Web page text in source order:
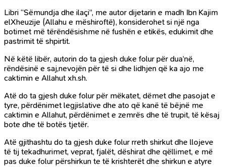
Libri “Sëmundja dhe ilaçi”, me autor dijetarin e madh Ibn Kajim
elXheuzije (Allahu e mëshiroftë), konsiderohet si një nga
botimet më tërëndësishme në fushën e etikës, edukimit dhe
pastrimit të shpirtit.
Në këtë libër, autorin do ta gjesh duke folur për dua’në,
rëndësinë e saj,nevojën për të si dhe lidhjen që ka ajo me
caktimin e Allahut xh.sh.
Atë do ta gjesh duke folur për mëkatet, dëmet dhe pasojat e
tyre, përdënimet legjislative dhe ato që kanë të bëjnë me
caktimin e Allahut, përdënimet e zemrës dhe të trupit, të kësaj
bote dhe të botës tjetër.
Atë gjithashtu do ta gjesh duke folur rreth shirkut dhe llojeve
të tij tekadhurimet, veprat, fjalët, dëshirat dhe qëllimet, e më
pas duke folur përshirkun te të krishterët dhe shirkun e atyre